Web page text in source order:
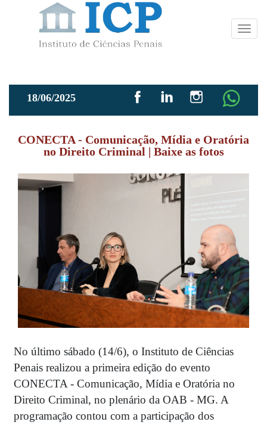
18/06/2025
CONECTA - Comunicação, Mídia e Oratória
no Direito Criminal | Baixe as fotos
No último sábado (14/6), o Instituto de Ciências
Penais realizou a primeira edição do evento
CONECTA - Comunicação, Mídia e Oratória no
Direito Criminal, no plenário da OAB - MG. A
programação contou com a participação dos